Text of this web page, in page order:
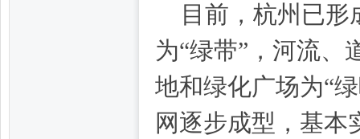
目前，杭州已
为“绿带”，河流、
地和绿化广场为“
网逐步成型，基本